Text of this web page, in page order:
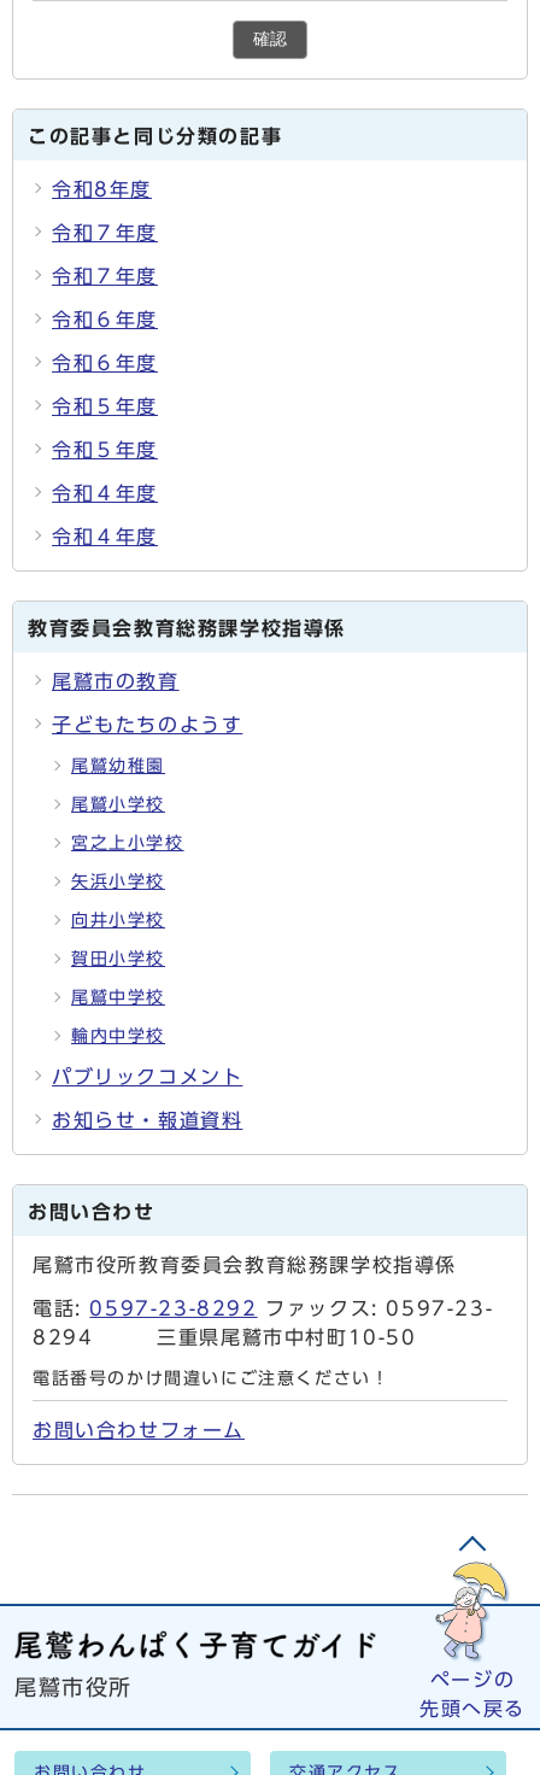
確認
この記事と同じ分類の記事
令和8年度
令和７年度
令和７年度
令和６年度
令和６年度
令和５年度
令和５年度
令和４年度
令和４年度
教育委員会教育総務課学校指導係
尾鷲市の教育
子どもたちのようす
尾鷲幼稚園
尾鷲小学校
宮之上小学校
矢浜小学校
向井小学校
賀田小学校
尾鷲中学校
輪内中学校
パブリックコメント
お知らせ・報道資料
お問い合わせ
尾鷲市役所教育委員会教育総務課学校指導係
電話: 0597-23-8292
ファックス: 0597-23-
8294 三重県尾鷲市中村町10-50
電話番号のかけ間違いにご注意ください！
お問い合わせフォーム
ページの
先頭へ戻る
尾鷲市役所